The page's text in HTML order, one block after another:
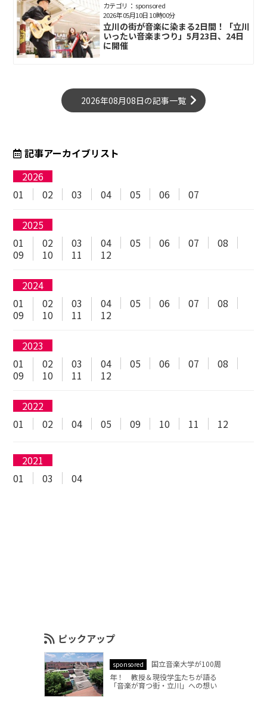
カテゴリ： sponsored
立川の街が音楽に染まる2日間！「立川
いったい音楽まつり」5月23日、24日
に開催
2026年05月10日 10時00分
2026年08月08日の記事一覧
記事アーカイブリスト
2026
01
02 03 04 05 06 07
2025
01
02 03 04 05 06 07
08
09
10 11 12
2024
01
02 03 04 05 06 07
08
09
10 11 12
2023
01
02 03 04 05 06 07
08
09
10 11 12
2022
01
02 04 05 09 10 11 12
2021
01
03 04
ピックアップ
sponsored
国立音楽大学が100周
年！ 教授＆現役学生たちが語る
「音楽が育つ街・立川」への想い